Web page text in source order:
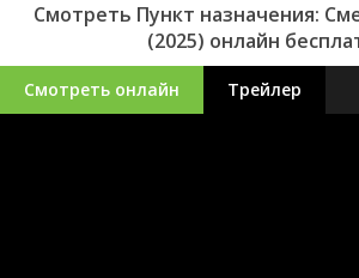
Смотреть Пункт назначения:
(2025) онлайн
Смотреть онлайн Трейлер